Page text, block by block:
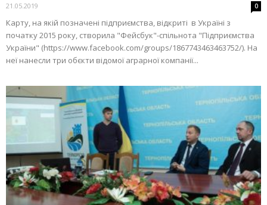
21.05.2019 0
Карту, на якій позначені підприємства, відкриті в Україні з
початку 2015 року, створила "Фейсбук"-спільнота "Підприємства
України" (https://www.facebook.com/groups/1867743463463752/). На
неї нанесли три обєкти відомої аграрної компанії...